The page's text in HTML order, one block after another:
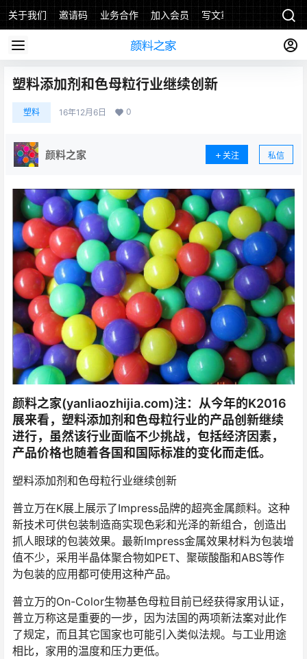
关于我们 邀请码 业务合作 加入会员 写文章
塑料添加剂和色母粒行业继续创新
塑料 16年12月6日 0
颜料之家 关注 私信
颜料之家(yanliaozhijia.com)注：从今年的K2016
展来看，塑料添加剂和色母粒行业的产品创新继续
进行，虽然该行业面临不少挑战，包括经济因素，
产品价格也随着各国和国际标准的变化而走低。
塑料添加剂和色母粒行业继续创新
普立万在K展上展示了Impress品牌的超亮金属颜料。这种
新技术可供包装制造商实现色彩和光泽的新组合，创造出
抓人眼球的包装效果。最新Impress金属效果材料为包装增
值不少，采用半晶体聚合物如PET、聚碳酸酯和ABS等作
为包装的应用都可使用这种产品。
普立万的On-Color生物基色母粒目前已经获得家用认证，
普立万称这是重要的一步，因为法国的两项新法案对此作
了规定，而且其它国家也可能引入类似法规。与工业用途
相比，家用的温度和压力更低。